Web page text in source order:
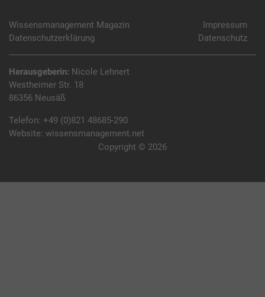
Wissensmanagement Magazin
Impressum
Datenschutzerklärung
Datenschutz
Herausgeberin: Nicole Lehnert
Westheimer Str. 18
86356 Neusäß
Telefon: +49 (0)821 48685-290
Website: wissensmanagement.net
Copyright © 2026